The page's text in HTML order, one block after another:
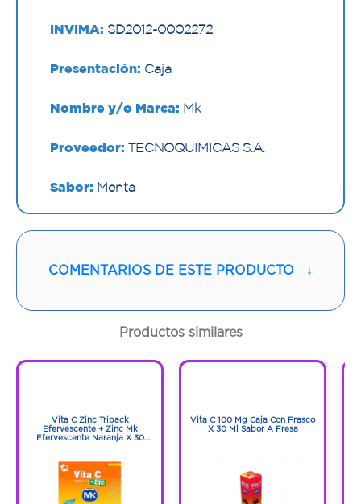
INVIMA: SD2012-0002272
Presentación: Caja
Nombre y/o Marca: Mk
Proveedor: TECNOQUIMICAS S.A.
Sabor: Menta
Cantidad:20 Tabletas
COMENTARIOS DE ESTE PRODUCTO ↓
Productos similares
Vita C Zinc Tripack
Efervescente + Zinc Mk
Efervescente Naranja X 30
Vita C 100 Mg Caja Con Frasco
X 30 Ml Sabor A Fresa